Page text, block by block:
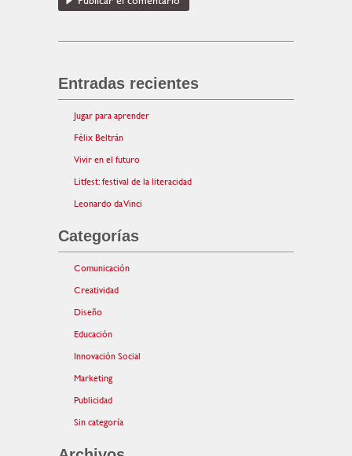
Entradas recientes
Jugar para aprender
Félix Beltrán
Vivir en el futuro
Litfest: festival de la literacidad
Leonardo da Vinci
Categorías
Comunicación
Creatividad
Diseño
Educación
Innovación Social
Marketing
Publicidad
Sin categoría